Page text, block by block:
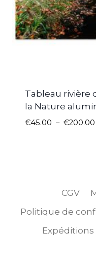
Tableau rivière
la Nature
€45.00 – €200.00
CGV
Politique de